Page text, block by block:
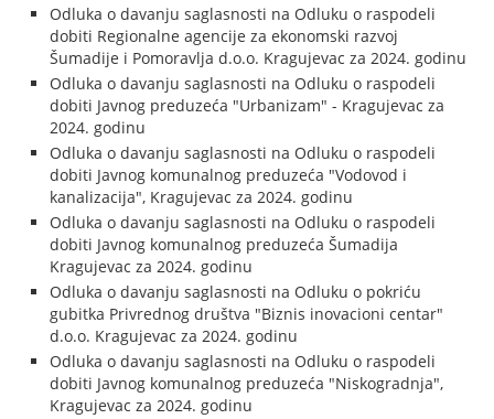
Odluka o davanju saglasnosti na Odluku o raspodeli
dobiti Regionalne agencije za ekonomski razvoj
Šumadije i Pomoravlja d.o.o. Kragujevac za 2024. godinu
Odluka o davanju saglasnosti na Odluku o raspodeli
dobiti Javnog preduzeća "Urbanizam" - Kragujevac za
2024. godinu
Odluka o davanju saglasnosti na Odluku o raspodeli
dobiti Javnog komunalnog preduzeća "Vodovod i
kanalizacija", Kragujevac za 2024. godinu
Odluka o davanju saglasnosti na Odluku o raspodeli
dobiti Javnog komunalnog preduzeća Šumadija
Kragujevac za 2024. godinu
Odluka o davanju saglasnosti na Odluku o pokriću
gubitka Privrednog društva "Biznis inovacioni centar"
d.o.o. Kragujevac za 2024. godinu
Odluka o davanju saglasnosti na Odluku o raspodeli
dobiti Javnog komunalnog preduzeća "Niskogradnja",
Kragujevac za 2024. godinu